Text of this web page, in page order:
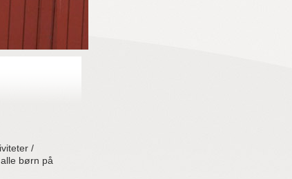
/
børn på